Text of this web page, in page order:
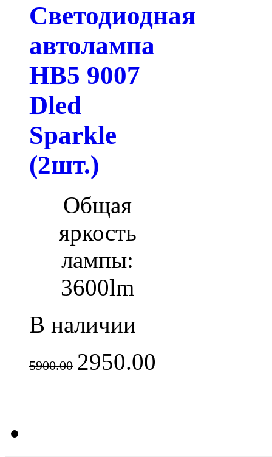
Светодиодная
автолампа
HB5 9007
Dled
Sparkle
(2шт.)
Общая
яркость
лампы:
3600lm
В наличии
5900.00 2950.00